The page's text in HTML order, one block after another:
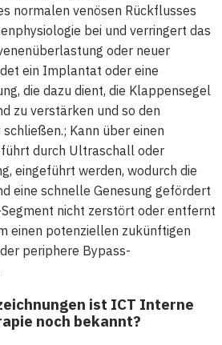
normalen venösen Rückflusses
bei und verringert das
oder neuer
ein Implantat oder eine
die dazu dient, die Klappensegel
zu verstärken und so den
Kann über einen
durch Ultraschall oder
eingeführt werden, wodurch die
eine schnelle Genesung gefördert
Segment nicht zerstört oder entfernt
einen potenziellen zukünftigen
periphere Bypass-
ist ICT Interne
noch bekannt?